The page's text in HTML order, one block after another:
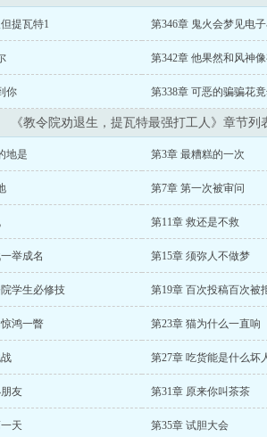
提瓦特1 第346章 鬼火会梦见电
第342章 他果然和风神
你 第338章 可恶的骗骗花
《教令院劝退生，提瓦特最强打工人》章节列
地是 第3章 最糟糕的一次
第7章 第一次被审问
第11章 救还是不救
举成名 第15章 须弥人不做梦
学生必修技 第19章 百次投稿百次被
鸿一瞥 第23章 猫为什么一直响
第27章 吃货能是什么坏
友 第31章 原来你叫茶茶
天 第35章 试胆大会